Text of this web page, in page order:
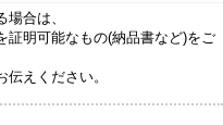
合は、
証明可能なもの(納品書など)をご
伝えください。